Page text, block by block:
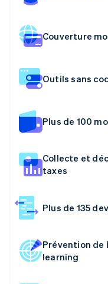
Couverture
Outils sans
Plus de 100
Collecte et
taxes
Plus de 135
Prévention de
learning